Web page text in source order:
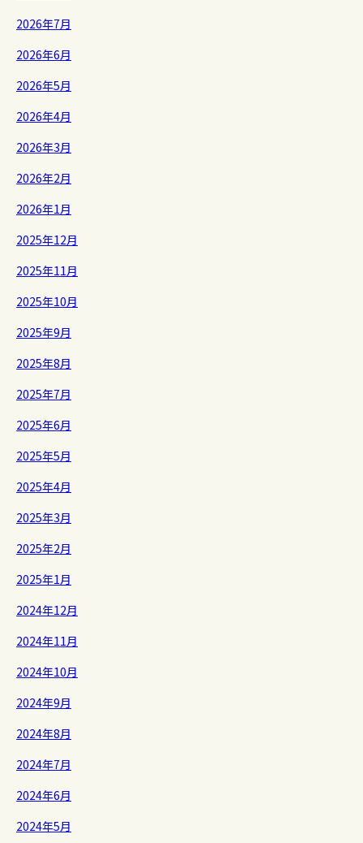
2026年7月
2026年6月
2026年5月
2026年4月
2026年3月
2026年2月
2026年1月
2025年12月
2025年11月
2025年10月
2025年9月
2025年8月
2025年7月
2025年6月
2025年5月
2025年4月
2025年3月
2025年2月
2025年1月
2024年12月
2024年11月
2024年10月
2024年9月
2024年8月
2024年7月
2024年6月
2024年5月